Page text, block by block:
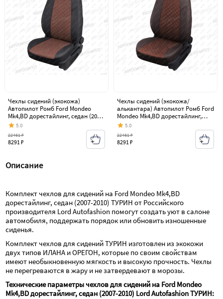
Чехлы сидений (экокожа)
Автопилот Ромб Ford Mondeo
Mk4,BD дорестайлинг, седан (2007-
2010)
5.0
8291 ₽
22461 ₽
Чехлы сидений (экокожа/
алькантара) Автопилот Ромб Ford
Mondeo Mk4,BD дорестайлинг,
седан (2007-2010)
5.0
8291 ₽
22461 ₽
Описание
Комплект чехлов для сидений на Ford Mondeo Mk4,BD
дорестайлинг, седан (2007-2010) ТУРИН от Российского
производителя Lord Autofashion помогут создать уют в салоне
автомобиля, поддержать порядок или обновить изношенные
сиденья.
Комплект чехлов для сидений ТУРИН изготовлен из экокожи
двух типов ИЛАНА и ОРЕГОН, которые по своим свойствам
имеют необыкновенную мягкость и высокую прочность. Чехлы
не перегреваются в жару и не затвердевают в морозы.
Технические параметры чехлов для сидений на Ford Mondeo
Mk4,BD дорестайлинг, седан (2007-2010) Lord Autofashion ТУРИН: